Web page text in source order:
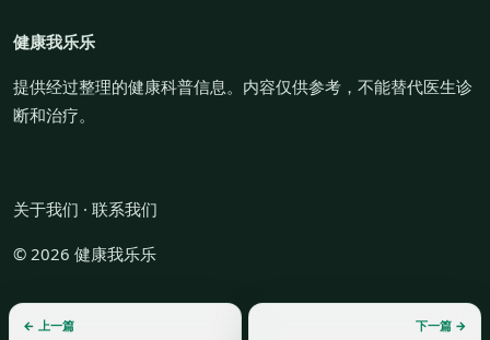
← 上一篇 下一篇 →
健康我乐乐
提供经过整理的健康科普信息。内容仅供参考，不能替代医生诊
断和治疗。
关于我们 · 联系我们
© 2026 健康我乐乐